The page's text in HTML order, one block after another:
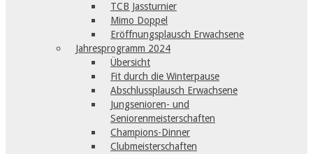
TCB Jassturnier
Mimo Doppel
Eröffnungsplausch Erwachsene
Jahresprogramm 2024
Übersicht
Fit durch die Winterpause
Abschlussplausch Erwachsene
Jungsenioren- und
Seniorenmeisterschaften
Champions-Dinner
Clubmeisterschaften